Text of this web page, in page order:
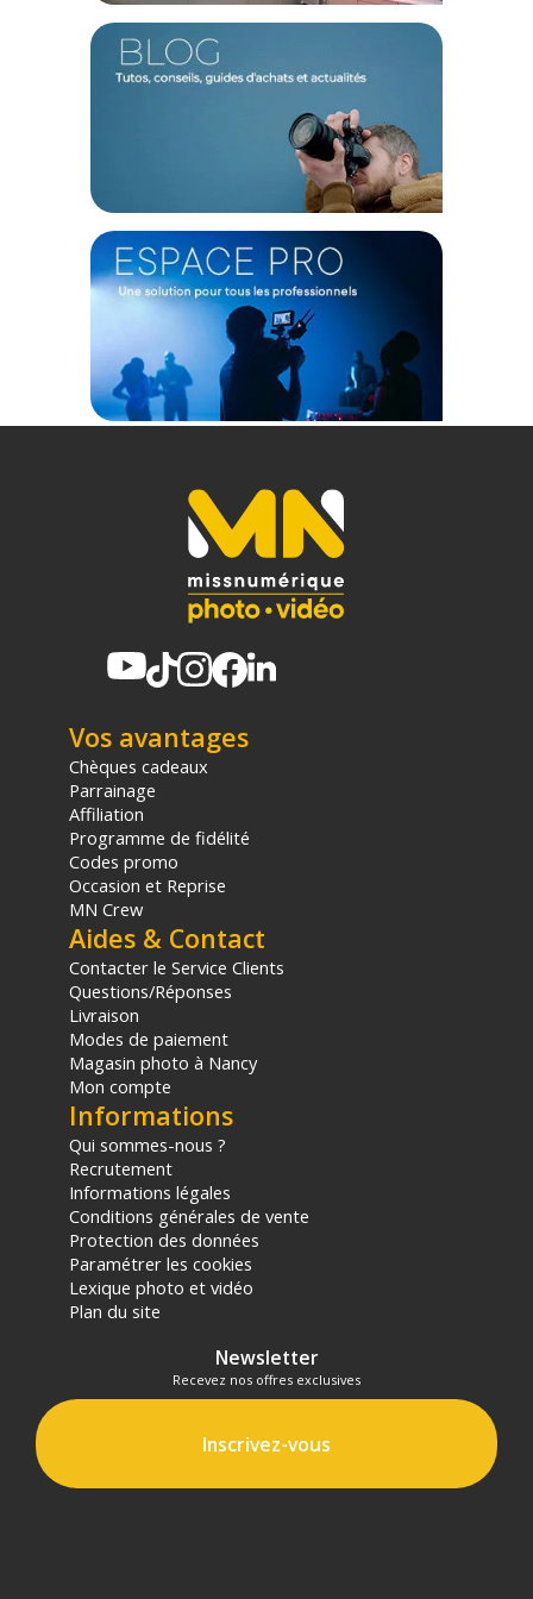
TECHNIQUE
Équipement : Bandoulière réglable
Matière : Polyester recyclé (R-PET)
Compatibilité : Photo
Dimensions intérieures (L x P x H) : 36 x 22 x 23 cm
Poids : 700 g
Capacité : 1 appareil reflex + objectifs + accessoires
CONTENU DU CARTON
1 x Sac photo Hama Topload Phoenix 170 noir
7 x Séparateurs intérieur
Code EAN Hama Sac photo Topload Phoenix 170 noir - Sac
photo - Achat et prix :
4047443509055
(1) Offre valable jusqu'au 31 Décembre 2030 à partir de 49 euros
d'achat, sur la base d'une expédition Chronopost 24H vers un point
sur les produits de moins de 1m et moins de 20Kg.
(2) Nombre de points Fidélité estimés, hors remises au panier, basé
panier.Vos avantages
Chèques cadeaux
Parrainage
Affiliation
Programme de fidélité
Codes promo
Occasion et Reprise
MN Crew
Aides & Contact
Contacter le Service Clients
Questions/Réponses
Livraison
Modes de paiement
Magasin photo à Nancy
Mon compte
Informations
Qui sommes-nous ?
Recrutement
Informations légales
Conditions générales de vente
Protection des données
Paramétrer les cookies
Lexique photo et vidéo
Plan du site
Newsletter
Recevez nos offres exclusives
Inscrivez-vous